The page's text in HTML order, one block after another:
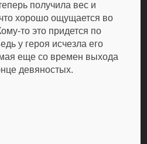
получила вес и
хорошо ощущается во
то это придется по
у героя исчезла его
еще со времен выхода
девяностых.